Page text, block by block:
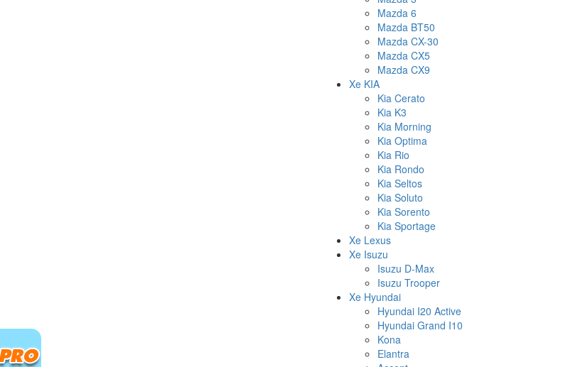
Mazda 6
Mazda BT50
Mazda CX-30
Mazda CX5
Mazda CX9
Xe KIA
Kia Cerato
Kia K3
Kia Morning
Kia Optima
Kia Rio
Kia Rondo
Kia Seltos
Kia Soluto
Kia Sorento
Kia Sportage
Xe Lexus
Xe Isuzu
Isuzu D-Max
Isuzu Trooper
Xe Hyundai
Hyundai I20 Active
Hyundai Grand I10
Kona
Elantra